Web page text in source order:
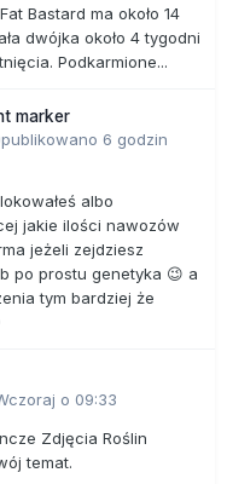
Bastard ma około 14
dwójka około 4 tygodni
Podkarmione...
marker
6 godzin
albo
jakie ilości nawozów
jeżeli zejdziesz
po prostu genetyka 😉 a
tym bardziej że
o 09:33
Zdjęcia Roślin
temat.